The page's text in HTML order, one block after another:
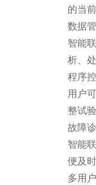
的当
数据
智能
析、
程序
用户
整试
故障
智能
便及
多用